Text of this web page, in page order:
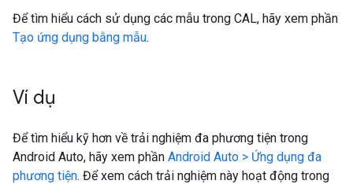
Để tìm hiểu cách sử dụng các mẫu trong CAL, hãy xem phần
Tạo ứng dụng bằng mẫu.
Ví dụ
Để tìm hiểu kỹ hơn về trải nghiệm đa phương tiện trong
Android Auto, hãy xem phần Android Auto > Ứng dụng đa
phương tiện. Để xem cách trải nghiệm này hoạt động trong